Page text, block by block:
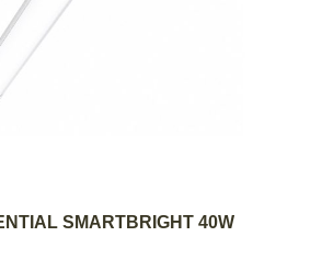
AL CARRITO
SMARTBRIGHT 40W